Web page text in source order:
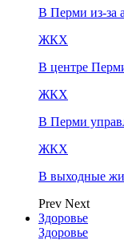
В Перми из-за
ЖКХ
В центре
ЖКХ
В Перми
ЖКХ
В выходные
Prev Next
Здоровье
Здоровье